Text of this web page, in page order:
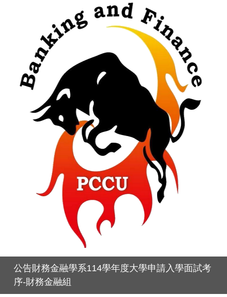
公告財務金融學系114學年度大學申請入學面試考
序-財務金融組